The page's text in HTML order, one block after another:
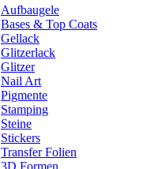
Aufbaugele
Bases & Top Coats
Gellack
Glitzerlack
Glitzer
Nail Art
Pigmente
Stamping
Steine
Stickers
Transfer Folien